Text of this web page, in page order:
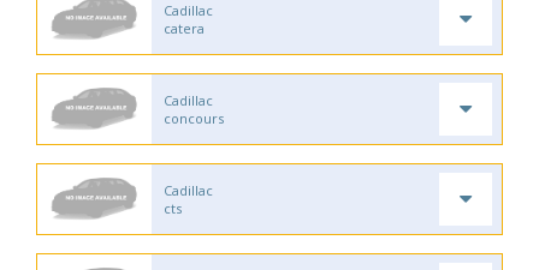
Cadillac
catera
Cadillac
concours
Cadillac
cts